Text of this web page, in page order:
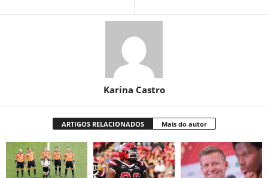
Karina Castro
ARTIGOS RELACIONADOS Mais do autor